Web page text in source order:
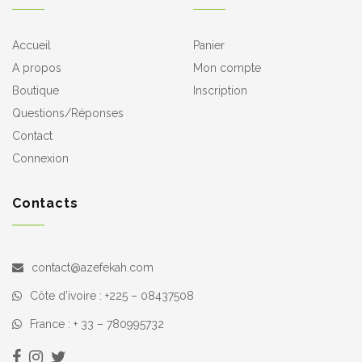
Accueil
A propos
Boutique
Questions/Réponses
Contact
Connexion
Panier
Mon compte
Inscription
Contacts
contact@azefekah.com
Côte d’ivoire : +225 – 08437508
France : + 33 – 780995732